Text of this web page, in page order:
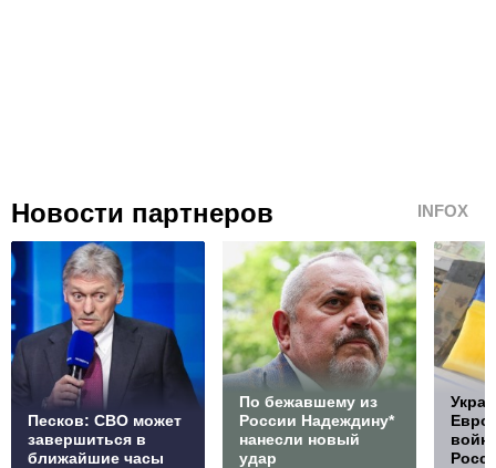
Новости партнеров INFOX
Песков: СВО может
завершиться в
ближайшие часы
По бежавшему из
России Надеждину*
нанесли новый
удар